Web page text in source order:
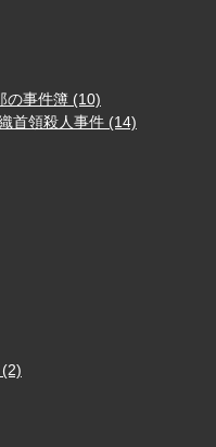
の事件簿 (10)
首領殺人事件 (14)